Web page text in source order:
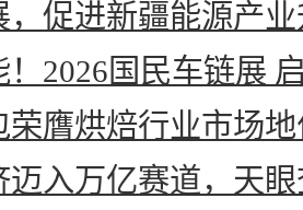
，促进新疆能源产
！2026国民车链展
荣膺烘焙行业市场
迈入万亿赛道，天